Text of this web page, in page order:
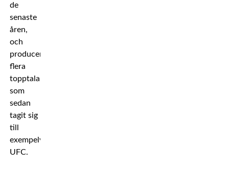
de
senaste
åren,
och
producerat
flera
topptalanger
som
sedan
tagit sig
till
exempelvis
UFC.